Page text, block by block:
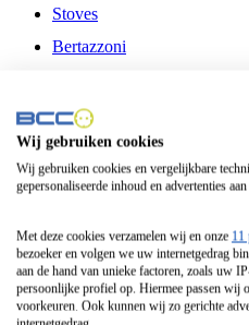
Stoves
Bertazzoni
Fitelli
Airfryer
Frituurpan
Contactgrill
Broodbakmachine
Broodrooster
Wij gebruiken cookies
Wij gebruiken cookies en vergelijkbare
gepersonaliseerde inhoud en advertenties
Met deze cookies verzamelen wij en onze 11
bezoeker en volgen we uw internetgedrag
aan de hand van unieke factoren, zoals uw
persoonlijke profiel op. Hiermee passen wij
voorkeuren. Ook kunnen wij zo gerichte